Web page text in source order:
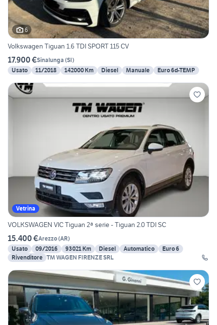
6
Volkswagen Tiguan 1.6 TDI SPORT 115 CV
17.900 €Sinalunga (SI)
Usato
11/2018 142000 Km Diesel Manuale Euro 6d-TEMP
Vetrina
VOLKSWAGEN VIC Tiguan 2ª serie - Tiguan 2.0 TDI SC
15.400 €Arezzo(AR)
Usato
09/2016 93021 Km Diesel Automatico
Euro 6
Rivenditore TM WAGEN FIRENZE SRL